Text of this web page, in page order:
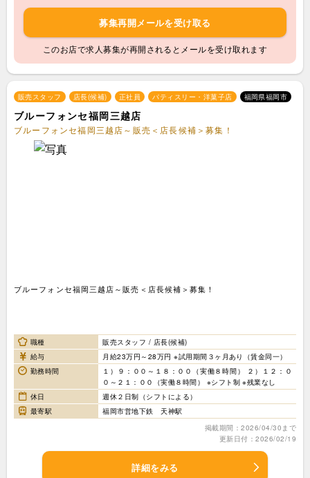
募集再開メールを受け取る
このお店で求人募集が再開されるとメールを受け取れます
販売スタッフ 店長(候補) 正社員 パティスリー・洋菓子店 福岡県福岡市
ブルーフォンセ福岡三越店
ブルーフォンセ福岡三越店～販売＜店長候補＞募集！
ブルーフォンセ福岡三越店～販売＜店長候補＞募集！
職種
販売スタッフ / 店長(候補)
給与
月給23万円～28万円 ※試用期間３ヶ月あり（賃金同一）
勤務時間
１）９：００～１８：００（実働８時間） ２）１２：０
０～２１：００（実働８時間） ※シフト制 ※残業なし
休日
週休２日制（シフトによる）
最寄駅
福岡市営地下鉄 天神駅
掲載期間：2026/04/30まで
更新日付：2026/02/19
詳細をみる